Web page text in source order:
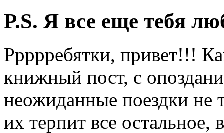
P.S. Я все еще тебя
Ррррребятки, привет!!!
книжный пост, с
неожиданные поездки не
их терпит все